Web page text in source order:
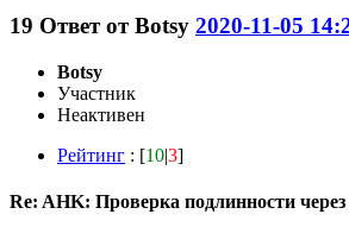
19 Ответ отBotsy 2020-11-05
Botsy
Участник
Неактивен
Рейтинг : [10|3]
Re: AHK: Проверка подлинности